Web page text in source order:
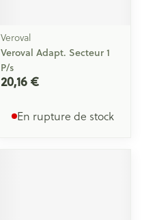
Veroval
Veroval Adapt. Secteur 1
P/s
20,16 €
En rupture de stock